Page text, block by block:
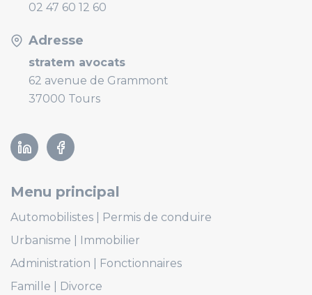
02 47 60 12 60
Adresse
stratem avocats
62 avenue de Grammont
37000 Tours
LinkedinFacebook
Menu principal
Automobilistes
Permis de conduire
Urbanisme
Immobilier
Administration
Fonctionnaires
Famille
Divorce